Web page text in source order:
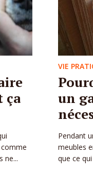
ça
ne...
VIE
un
Pendant
meubles
que ce